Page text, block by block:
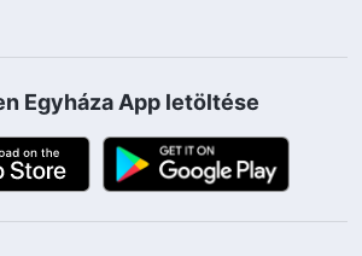
Egyháza App letöltése